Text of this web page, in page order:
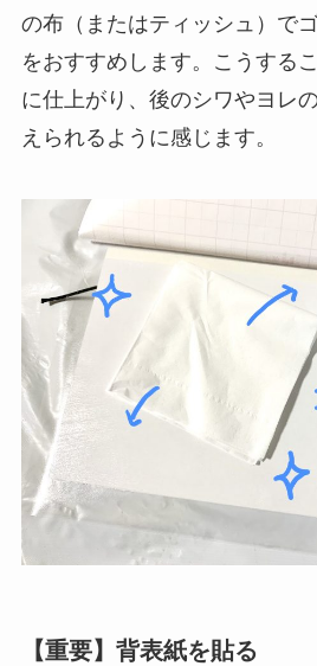
の布（またはティッシュ）で
をおすすめします。こうする
に仕上がり、後のシワやヨレ
えられるように感じます。
【重要】背表紙を貼る